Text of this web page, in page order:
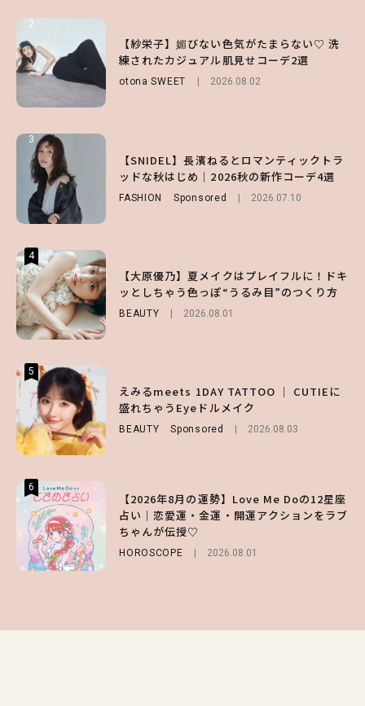
2
【紗栄子】媚びない色気がたまらない♡ 洗
練されたカジュアル肌見せコーデ2選
otona SWEET 2026.08.02
3
【SNIDEL】長濱ねるとロマンティックトラ
ッドな秋はじめ｜2026秋の新作コーデ4選
FASHION Sponsored 2026.07.10
4
【大原優乃】夏メイクはプレイフルに！ドキ
ッとしちゃう色っぽ“うるみ目”のつくり方
BEAUTY 2026.08.01
5
えみるmeets 1DAY TATTOO ｜ CUTIEに
盛れちゃうEyeドルメイク
BEAUTY Sponsored 2026.08.03
6
【2026年8月の運勢】Love Me Doの12星座
占い｜恋愛運・金運・開運アクションをラブ
ちゃんが伝授♡
HOROSCOPE 2026.08.01
2
【大原優乃】夏メイクはプレイフルに！ドキ
ッとしちゃう色っぽ“うるみ目”のつくり方
BEAUTY 2026.08.01
3
キープの秘訣や夏の過ごし方など独占インタ
ビュー！
ENTERTAINMENT 2026.07.31
4
る⁉ 39店舗限定『My フルーツ³ フラペチー
ノ®』を徹底レポ♡
5
【ALD1】グループの魅力＆素顔に迫る♡ 一
問一答をお届け！【sweet web独占】
ENTERTAINMENT 2026.08.03
6
【SNIDEL】長濱ねるとロマンティックトラ
ッドな秋はじめ｜2026秋の新作コーデ4選
2
【付録】総柄ハローキティが可愛すぎ♡ 紀
ノ国屋コラボの“優秀保冷バッグ”は夏の強
い味方！【オトナミューズ9月号増刊】
2026.07.12
3
げなく肌見せ！透け感のニュアンスを楽しめ
るマストハブアイテム4選
4
第1弾の気になるメニュー＆限定グッズを総
チェック！
5
【夏ヘアのくずれ・うねりに】ヘアメイク夢
月直伝♡ ドライシャンプー「バティスト」
を使ったプロ級スタイリング3選
Sponsored
6
【GU】夏の“主役級”アイテム決定！ヘルシ
ー＆可愛すぎる「大人の肌見せ」トップス3
選
FASHION 2026.07.19